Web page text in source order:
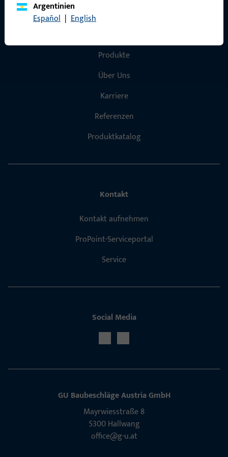
Argentinien
Español | English
Produkte
Über Uns
Karriere
Referenzen
Produktkatalog
Kontakt
Kontakt aufnehmen
ProPoint-Serviceportal
Service
Social Media
GU Baubeschläge Aus­tria GmbH
Mayrwies­straße 8
5300 Hall­wang
office@g-u.at